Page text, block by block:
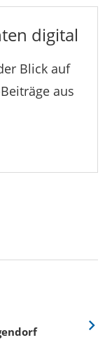
digital
Blick auf
aus
Eine